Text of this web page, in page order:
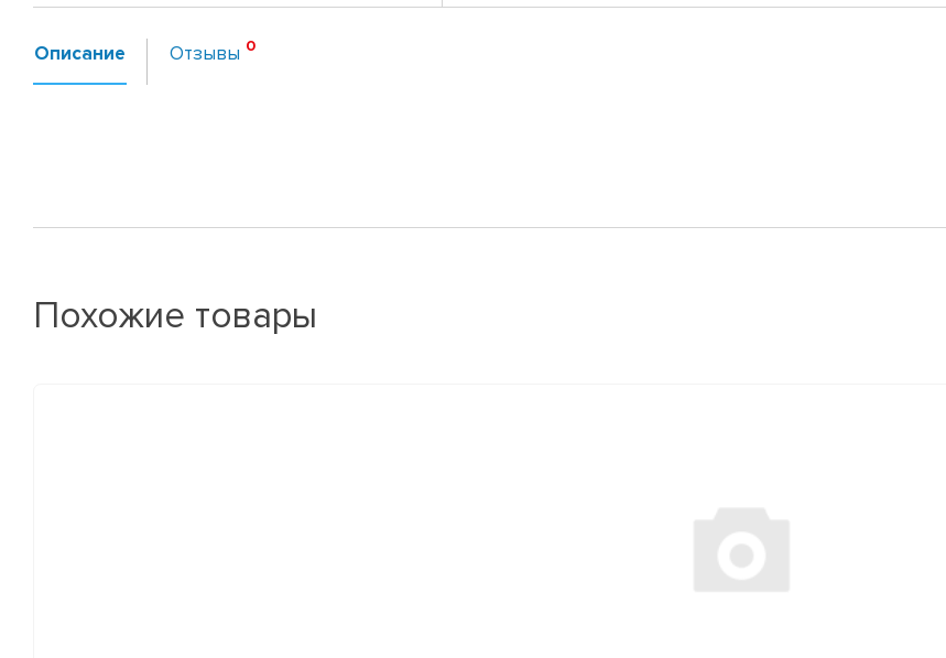
Описание Отзывы
Похожие товары